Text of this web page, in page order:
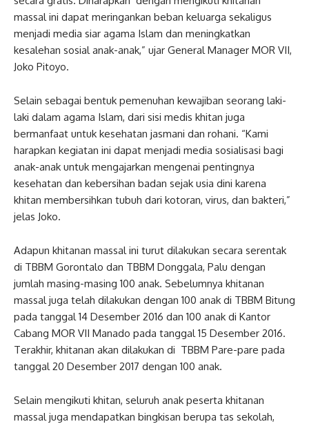
massal ini dapat meringankan beban keluarga sekaligus
menjadi media siar agama Islam dan meningkatkan
kesalehan sosial anak-anak,” ujar General Manager MOR VII,
Joko Pitoyo.
Selain sebagai bentuk pemenuhan kewajiban seorang laki-
laki dalam agama Islam, dari sisi medis khitan juga
bermanfaat untuk kesehatan jasmani dan rohani. “Kami
harapkan kegiatan ini dapat menjadi media sosialisasi bagi
anak-anak untuk mengajarkan mengenai pentingnya
kesehatan dan kebersihan badan sejak usia dini karena
khitan membersihkan tubuh dari kotoran, virus, dan bakteri,”
jelas Joko.
Adapun khitanan massal ini turut dilakukan secara serentak
di TBBM Gorontalo dan TBBM Donggala, Palu dengan
jumlah masing-masing 100 anak. Sebelumnya khitanan
massal juga telah dilakukan dengan 100 anak di TBBM Bitung
pada tanggal 14 Desember 2016 dan 100 anak di Kantor
Cabang MOR VII Manado pada tanggal 15 Desember 2016.
Terakhir, khitanan akan dilakukan di TBBM Pare-pare pada
tanggal 20 Desember 2017 dengan 100 anak.
Selain mengikuti khitan, seluruh anak peserta khitanan
massal juga mendapatkan bingkisan berupa tas sekolah,